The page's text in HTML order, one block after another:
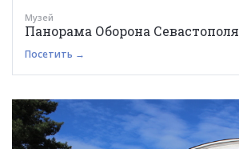
Музей
Панорама Оборона Севастополя
Посетить →